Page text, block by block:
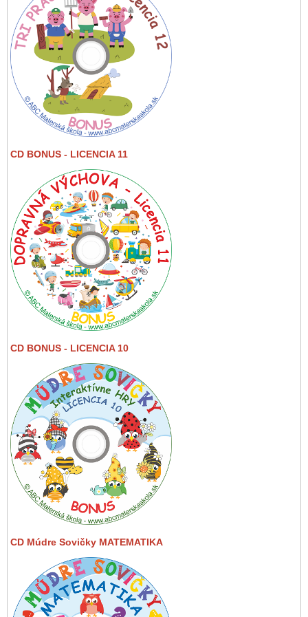
CD BONUS - LICENCIA 11
CD BONUS - LICENCIA 10
CD Múdre Sovičky MATEMATIKA